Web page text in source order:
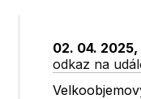
02. 04. 2025,
odkaz na